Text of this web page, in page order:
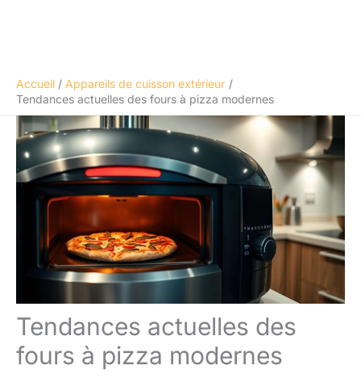
Accueil
Appareils de cuisson extérieur
Tendances actuelles des fours à pizza modernes
Tendances actuelles des
fours à pizza modernes